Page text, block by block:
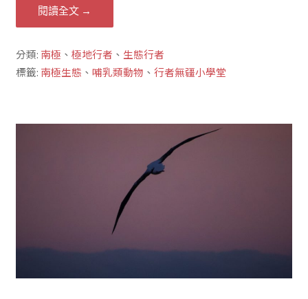
閱讀全文 →
分類: 南極 、極地行者 、 生態行者
標籤: 南極生態 、哺乳類動物 、行者無疆小學堂